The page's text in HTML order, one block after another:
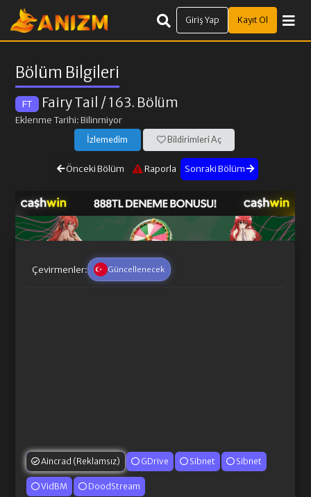
Giriş Yap Kayıt Ol
Bölüm Bilgileri
FT Fairy Tail / 163. Bölüm
Eklenme Tarihi: Bilinmiyor
İzlemedim Bildirimleri Aç
Önceki Bölüm Raporla Sonraki Bölüm
Çevirmenler: Güncellenecek
Aincrad (Reklamsız) GDrive Sibnet Sibnet
VidBM DoodStream